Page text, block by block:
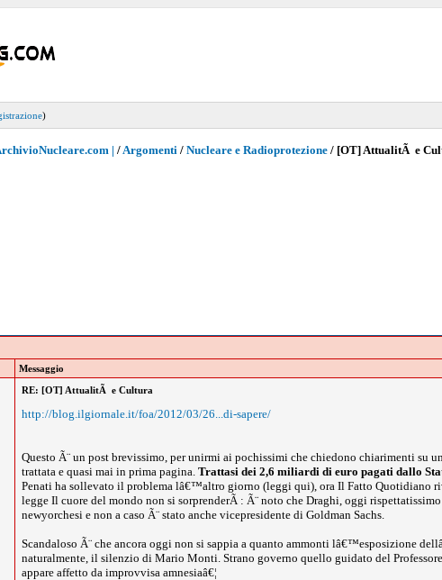
)
| /Argomenti /Nucleare e Radioprotezione / [OT] AttualitÃ e
Messaggio
RE: [OT] AttualitÃ e Cultura
http://blog.ilgiornale.it/foa/2012/03/26...di-sapere/
Questo Ã¨ un post brevissimo, per unirmi ai pochissimi che chiedono chiarimenti
trattata e quasi mai in prima pagina. Trattasi dei 2,6 miliardi di euro pagati dallo
Penati ha sollevato il problema lâ€™altro giorno (leggi qui), ora Il Fatto Quotidiano
legge Il cuore del mondo non si sorprenderÃ : Ã¨ noto che Draghi, oggi
newyorchesi e non a caso Ã¨ stato anche vicepresidente di Goldman Sachs.
Scandaloso Ã¨ che ancora oggi non si sappia a quanto ammonti lâ€™esposizione
naturalmente, il silenzio di Mario Monti. Strano governo quello guidato del
appare affetto da improvvisa amnesiaâ€¦